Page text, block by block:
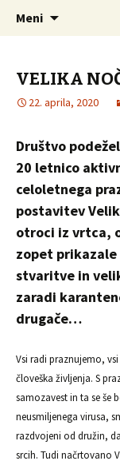
DPŽ –
Društvo
Meni
VELIKA
22. aprila, 2020
Društvo
20 letnico
celoletnega
postavitev
otroci iz vrtca,
zopet
stvaritve in
zaradi
drugače…
Vsi radi praznujemo,
človeška življenja. S
samozavest in ta se še
neusmiljenega virusa,
razdvojeni od družin,
srcih. Tudi načrtovano